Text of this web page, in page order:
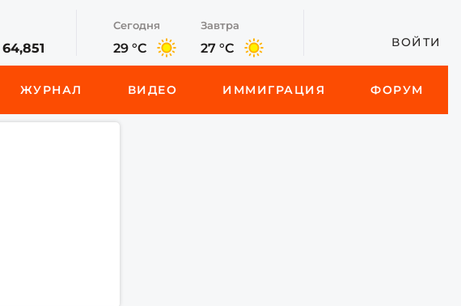
64,851
Сегодня
29 °C
Завтра
27 °C ВОЙТИ
ЖУРНАЛ ВИДЕО ИММИГРАЦИЯ ФОРУМ